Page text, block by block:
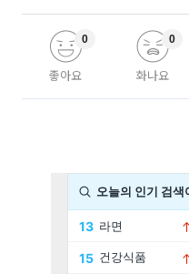
좋아요
0
화나요
0